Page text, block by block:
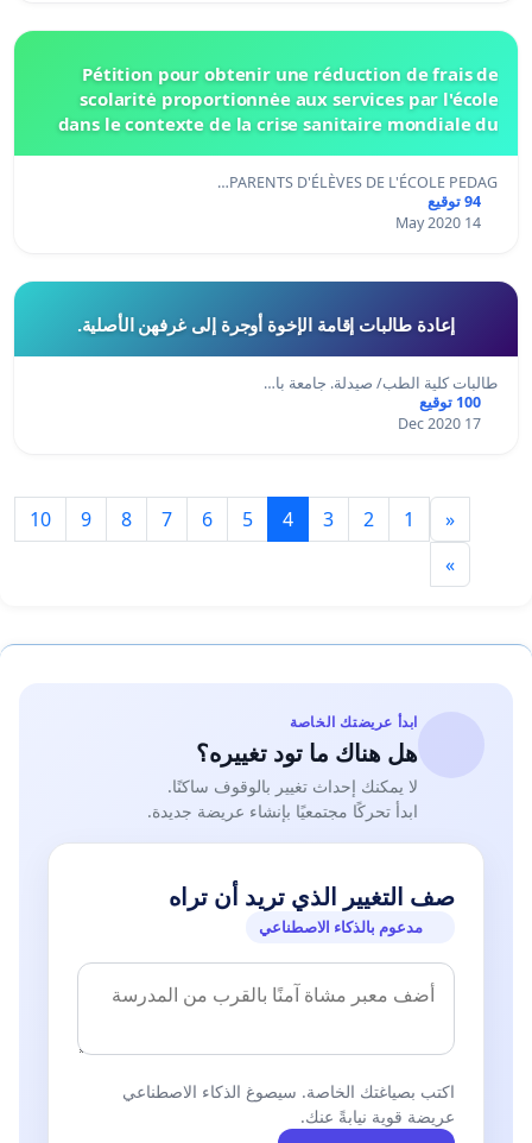
Pétition pour obtenir une réduction de frais de
scolaritė proportionnėe aux services par l'école
dans le contexte de la crise sanitaire mondiale du
PARENTS D'ÉLÈVES DE L'ÉCOLE PEDAG…
94 توقيع
14 May 2020
إعادة طالبات إقامة الإخوة أوجرة إلى غرفهن الأصلية.
طالبات كلية الطب/ صيدلة. جامعة با…
100 توقيع
17 Dec 2020
«
1
2
3
4
5
6
7
8
9
10
»
ابدأ عريضتك الخاصة
هل هناك ما تود تغييره؟
لا يمكنك إحداث تغيير بالوقوف ساكنًا.
ابدأ تحركًا مجتمعيًا بإنشاء عريضة جديدة.
صف التغيير الذي تريد أن تراه
مدعوم بالذكاء الاصطناعي
اكتب بصياغتك الخاصة. سيصوغ الذكاء الاصطناعي
عريضة قوية نيابةً عنك.